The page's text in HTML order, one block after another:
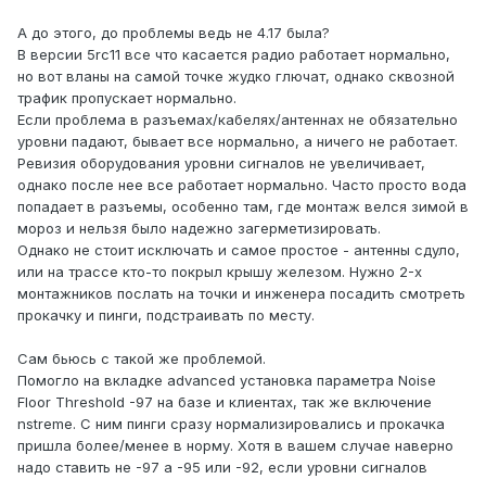
А до этого, до проблемы ведь не 4.17 была?
В версии 5rc11 все что касается радио работает нормально,
но вот вланы на самой точке жудко глючат, однако сквозной
трафик пропускает нормально.
Если проблема в разъемах/кабелях/антеннах не обязательно
уровни падают, бывает все нормально, а ничего не работает.
Ревизия оборудования уровни сигналов не увеличивает,
однако после нее все работает нормально. Часто просто вода
попадает в разъемы, особенно там, где монтаж велся зимой в
мороз и нельзя было надежно загерметизировать.
Однако не стоит исключать и самое простое - антенны сдуло,
или на трассе кто-то покрыл крышу железом. Нужно 2-х
монтажников послать на точки и инженера посадить смотреть
прокачку и пинги, подстраивать по месту.
Сам бьюсь с такой же проблемой.
Помогло на вкладке advanced установка параметра Noise
Floor Threshold -97 на базе и клиентах, так же включение
nstreme. С ним пинги сразу нормализировались и прокачка
пришла более/менее в норму. Хотя в вашем случае наверно
надо ставить не -97 а -95 или -92, если уровни сигналов